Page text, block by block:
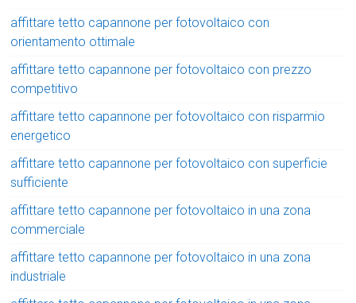
affittare tetto capannone per fotovoltaico con
orientamento ottimale
affittare tetto capannone per fotovoltaico con prezzo
competitivo
affittare tetto capannone per fotovoltaico con risparmio
energetico
affittare tetto capannone per fotovoltaico con superficie
sufficiente
affittare tetto capannone per fotovoltaico in una zona
commerciale
affittare tetto capannone per fotovoltaico in una zona
industriale